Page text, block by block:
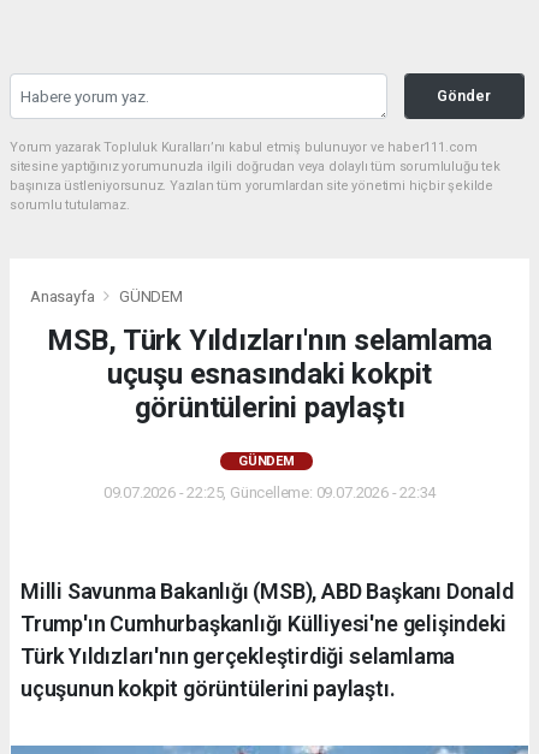
Gönder
Yorum yazarak Topluluk Kuralları’nı kabul etmiş bulunuyor ve haber111.com
sitesine yaptığınız yorumunuzla ilgili doğrudan veya dolaylı tüm sorumluluğu tek
başınıza üstleniyorsunuz. Yazılan tüm yorumlardan site yönetimi hiçbir şekilde
sorumlu tutulamaz.
Anasayfa GÜNDEM
MSB, Türk Yıldızları'nın selamlama
uçuşu esnasındaki kokpit
görüntülerini paylaştı
GÜNDEM
09.07.2026 - 22:25, Güncelleme: 09.07.2026 - 22:34
Milli Savunma Bakanlığı (MSB), ABD Başkanı Donald
Trump'ın Cumhurbaşkanlığı Külliyesi'ne gelişindeki
Türk Yıldızları'nın gerçekleştirdiği selamlama
uçuşunun kokpit görüntülerini paylaştı.